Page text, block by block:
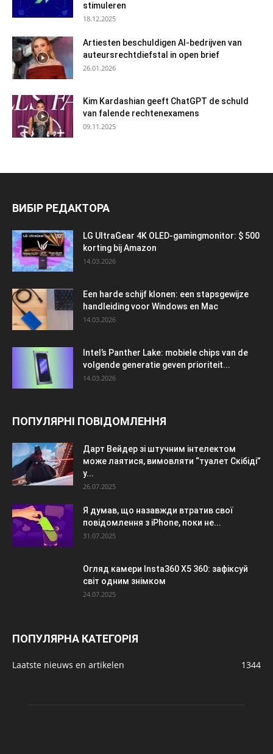
stimuleren
18.12.2025
Artiesten beschuldigen AI-bedrijven van
auteursrechtdiefstal in open brief
26.01.2026
Kim Kardashian geeft ChatGPT de schuld
van falende rechtenexamens
09.11.2025
ВИБІР РЕДАКТОРА
LG UltraGear 4K OLED-gamingmonitor: $ 500
korting bij Amazon
14.03.2026
Een harde schijf klonen: een stapsgewijze
handleiding voor Windows en Mac
14.03.2026
Intel’s Panther Lake: mobiele chips van de
volgende generatie geven prioriteit...
14.03.2026
ПОПУЛЯРНІ ПОВІДОМЛЕННЯ
Дарт Вейдер зі штучним інтелектом
може лаятися, вимовляти “туалет Скібіді”
у...
26.07.2025
Я думав, що назавжди втратив свої
повідомлення з iPhone, поки не...
31.07.2025
Огляд камери Insta360 X5 360: зафіксуй
світ одним знімком
24.07.2025
ПОПУЛЯРНА КАТЕГОРІЯ
Laatste nieuws en artikelen 1344